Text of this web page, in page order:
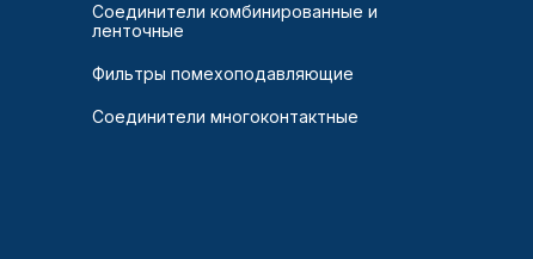
Соединители комбинированные и
ленточные
Фильтры помехоподавляющие
Соединители многоконтактные